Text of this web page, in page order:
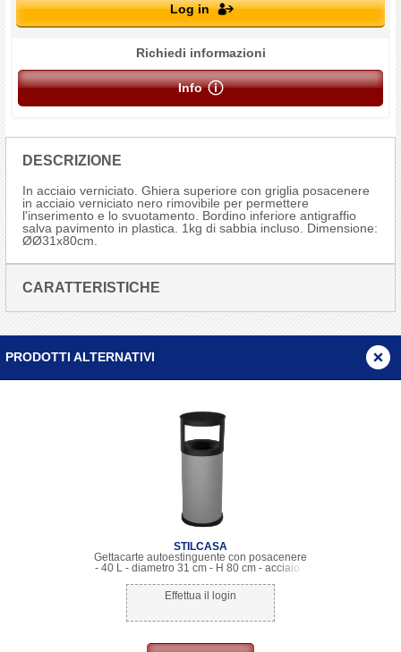
Log in
Richiedi informazioni
Info
DESCRIZIONE
In acciaio verniciato. Ghiera superiore con griglia posacenere
in acciaio verniciato nero rimovibile per permettere
l'inserimento e lo svuotamento. Bordino inferiore antigraffio
salva pavimento in plastica. 1kg di sabbia incluso. Dimensione:
ØØ31x80cm.
CARATTERISTICHE
PRODOTTI ALTERNATIVI
STILCASA
Gettacarte autoestinguente con posacenere
- 40 L - diametro 31 cm - H 80 cm - acciaio -
Effettua il login